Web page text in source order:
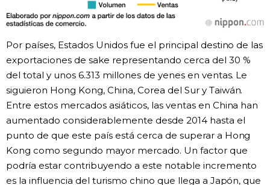
Por países, Estados Unidos fue el principal destino de las
exportaciones de sake representando cerca del 30 %
del total y unos 6.313 millones de yenes en ventas. Le
siguieron Hong Kong, China, Corea del Sur y Taiwán.
Entre estos mercados asiáticos, las ventas en China han
aumentado considerablemente desde 2014 hasta el
punto de que este país está cerca de superar a Hong
Kong como segundo mayor mercado. Un factor que
podría estar contribuyendo a este notable incremento
es la influencia del turismo chino que llega a Japón, que